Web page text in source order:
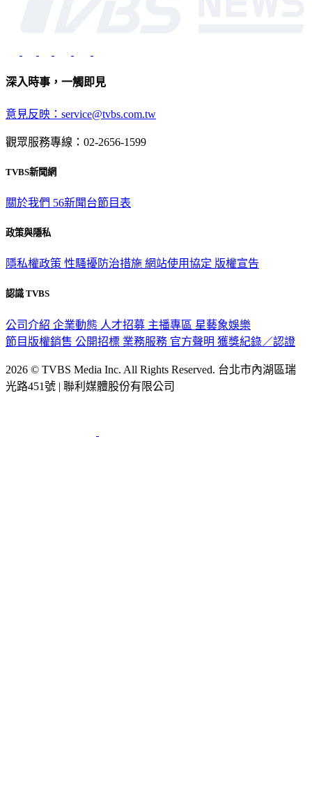
深入時事，一觸即見
意見反映：service@tvbs.com.tw
觀眾服務專線：02-2656-1599
TVBS新聞網
關於我們 56新聞台節目表
政策與隱私
隱私權政策 性騷擾防治措施 網站使用協定 版權宣告
認識 TVBS
公司介紹 企業動態 人才招募 主播專區 星藝象娛樂
節目版權銷售 公開招標 業務服務 官方聲明 獲獎紀錄／認證
2026 © TVBS Media Inc. All Rights Reserved. 台北市內湖區瑞
光路451號 | 聯利媒體股份有限公司